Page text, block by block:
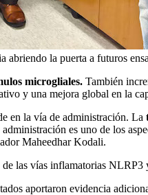
la puerta a futuros
microgliales. También
y una mejora global en la
en la vía de administración. La
es uno de los
Maheedhar Kodali.
las vías inflamatorias
aportaron evidencia